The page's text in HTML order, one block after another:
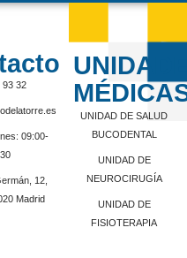
93 32
09:00-
12,
Madrid
UNIDAD DE SALUD
BUCODENTAL
UNIDAD DE
NEUROCIRUGÍA
UNIDAD DE
FISIOTERAPIA